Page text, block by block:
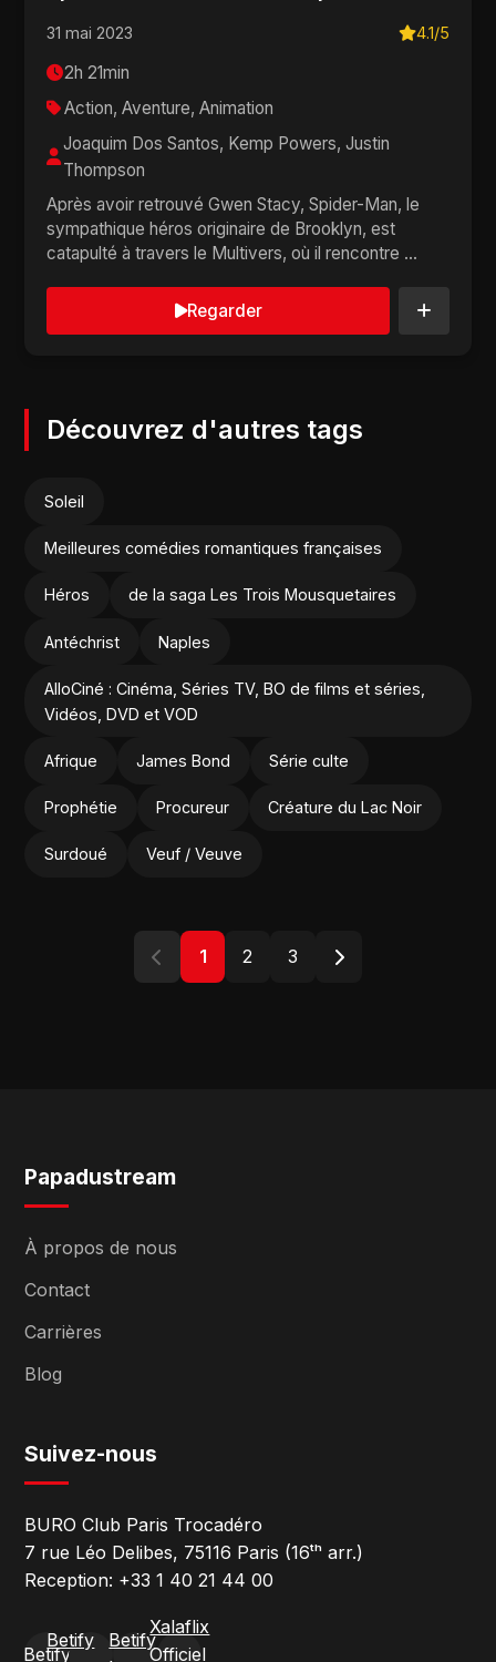
31 mai 2023 4.1/5
2h 21min
Action, Aventure, Animation
Joaquim Dos Santos, Kemp Powers, Justin
Thompson
Après avoir retrouvé Gwen Stacy, Spider-Man, le
sympathique héros originaire de Brooklyn, est
catapulté à travers le Multivers, où il rencontre ...
Regarder
Découvrez d'autres tags
Soleil
Meilleures comédies romantiques françaises
Héros de la saga Les Trois Mousquetaires
Antéchrist Naples
AlloCiné : Cinéma, Séries TV, BO de films et séries,
Vidéos, DVD et VOD
Afrique James Bond Série culte
Prophétie Procureur Créature du Lac Noir
Surdoué Veuf / Veuve
1 2 3
Papadustream
À propos de nous
Contact
Carrières
Blog
Suivez-nous
BURO Club Paris Trocadéro
7 rue Léo Delibes, 75116 Paris (16ᵗʰ arr.)
Reception: +33 1 40 21 44 00
Betify
Betify
Betify
Xalaflix
Officiel